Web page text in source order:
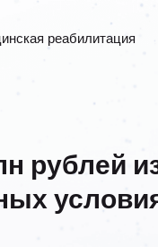
реабилитация
рублей